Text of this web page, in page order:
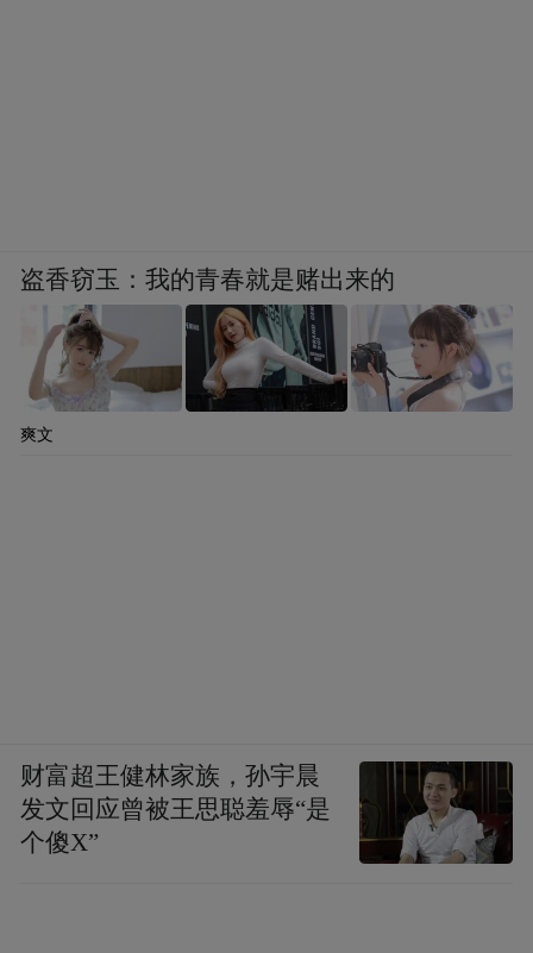
盗香窃玉：我的青春就是赌出来的
爽文
财富超王健林家族，孙宇晨
发文回应曾被王思聪羞辱“是
个傻X”